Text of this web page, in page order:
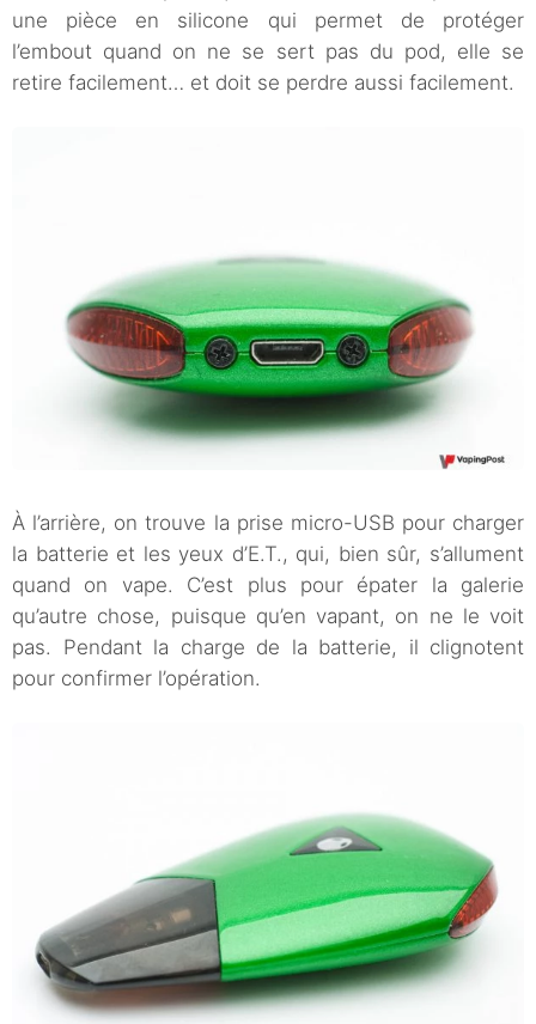
une pièce en silicone qui permet de protéger
l’embout quand on ne se sert pas du pod, elle se
retire facilement… et doit se perdre aussi facilement.
À l’arrière, on trouve la prise micro-USB pour charger
la batterie et les yeux d’E.T., qui, bien sûr, s’allument
quand on vape. C’est plus pour épater la galerie
qu’autre chose, puisque qu’en vapant, on ne le voit
pas. Pendant la charge de la batterie, il clignotent
pour confirmer l’opération.